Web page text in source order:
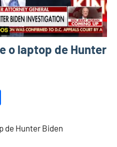
o laptop de Hunter
de Hunter Biden